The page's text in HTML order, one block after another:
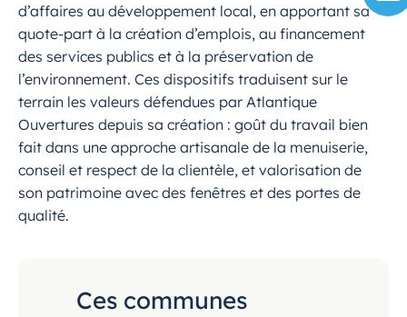
d’affaires au développement local, en apportant sa
quote-part à la création d’emplois, au financement
des services publics et à la préservation de
l’environnement. Ces dispositifs traduisent sur le
terrain les valeurs défendues par Atlantique
Ouvertures depuis sa création : goût du travail bien
fait dans une approche artisanale de la menuiserie,
conseil et respect de la clientèle, et valorisation de
son patrimoine avec des fenêtres et des portes de
qualité.
Ces communes